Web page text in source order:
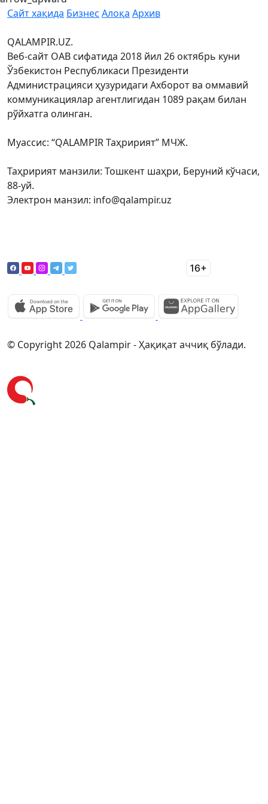
Сайт хақида Бизнес Алоқа Архив
QALAMPIR.UZ.
Веб-сайт ОАВ сифатида 2018 йил 26 октябрь куни
Ўзбекистон Республикаси Президенти
Администрацияси ҳузуридаги Ахборот ва оммавий
коммуникациялар агентлигидан 1089 рақам билан
рўйхатга олинган.
Муассис: “QALAMPIR Таҳририят” МЧЖ.
Таҳририят манзили: Тошкент шаҳри, Беруний кўчаси,
88-уй.
Электрон манзил: info@qalampir.uz
© Copyright 2026 Qalampir - Ҳақиқат аччиқ бўлади.